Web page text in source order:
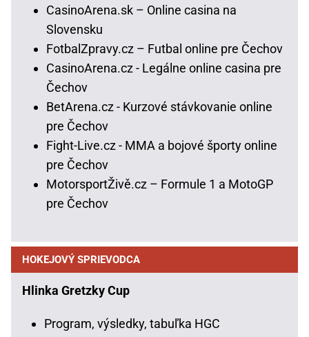
CasinoArena.sk – Online casina na
Slovensku
FotbalZpravy.cz – Futbal online pre Čechov
CasinoArena.cz - Legálne online casina pre
Čechov
BetArena.cz - Kurzové stávkovanie online
pre Čechov
Fight-Live.cz - MMA a bojové športy online
pre Čechov
MotorsportŽivě.cz – Formule 1 a MotoGP
pre Čechov
HOKEJOVÝ SPRIEVODCA
Hlinka Gretzky Cup
Program, výsledky, tabuľka HGC